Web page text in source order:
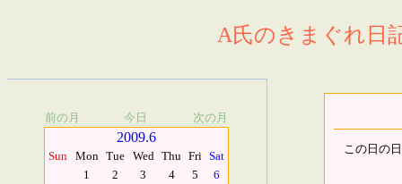
A氏のきまぐれ日
前の月 今日 次の月
2009.6
Sun Mon Tue Wed Thu Fri Sat
1
2 3 4 5
6
この日の